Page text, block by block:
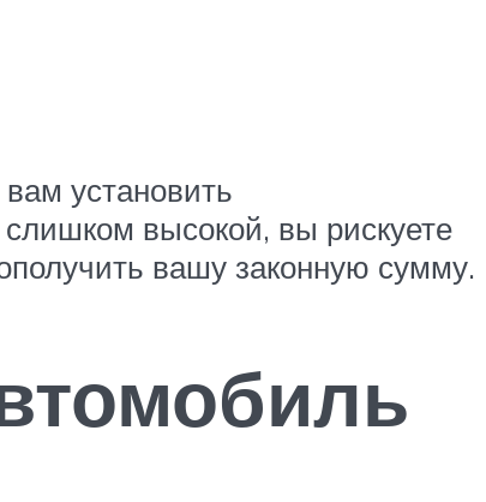
установить
высокой, вы рискуете
вашу законную сумму.